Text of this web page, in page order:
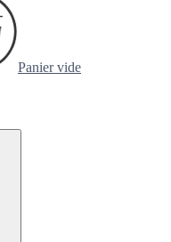
Panier vide